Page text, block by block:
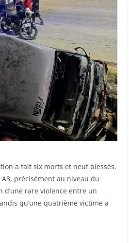
a fait six morts et neuf blessés.
précisément au niveau du
rare violence entre un
qu’une quatrième victime a